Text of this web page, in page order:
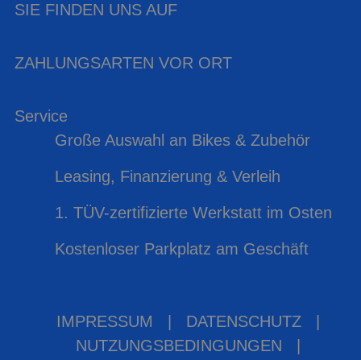
SIE FINDEN UNS AUF
ZAHLUNGSARTEN VOR ORT
Service
Große Auswahl an Bikes & Zubehör
Leasing, Finanzierung & Verleih
1. TÜV-zertifizierte Werkstatt im Osten
Kostenloser Parkplatz am Geschäft
IMPRESSUM DATENSCHUTZ
NUTZUNGSBEDINGUNGEN